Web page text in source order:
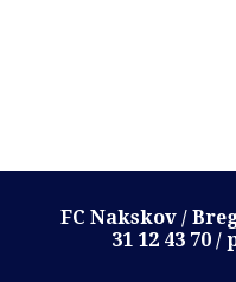
FC Nakskov /
31 12 43 70